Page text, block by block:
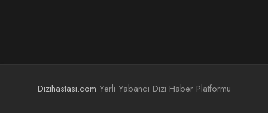
Dizihastasi.com Yerli Yabancı Dizi Haber Platformu